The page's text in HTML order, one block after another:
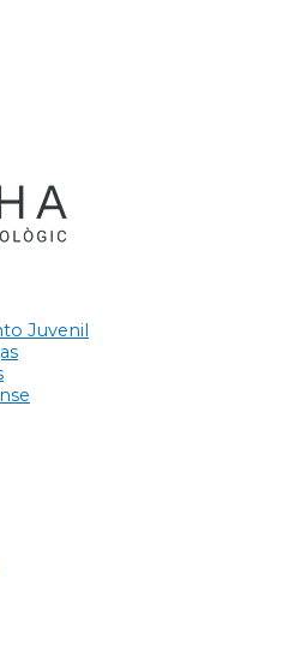
Juvenil